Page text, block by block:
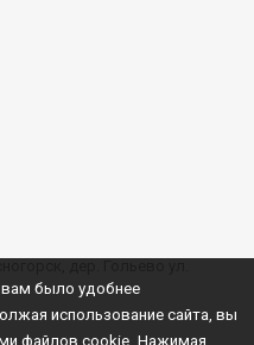
было удобнее
использование сайта, вы
файлов cookie . Нажимая